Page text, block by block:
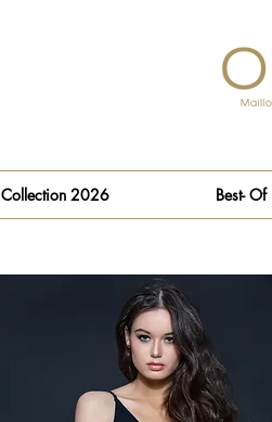
Collection 2026 Best- Of